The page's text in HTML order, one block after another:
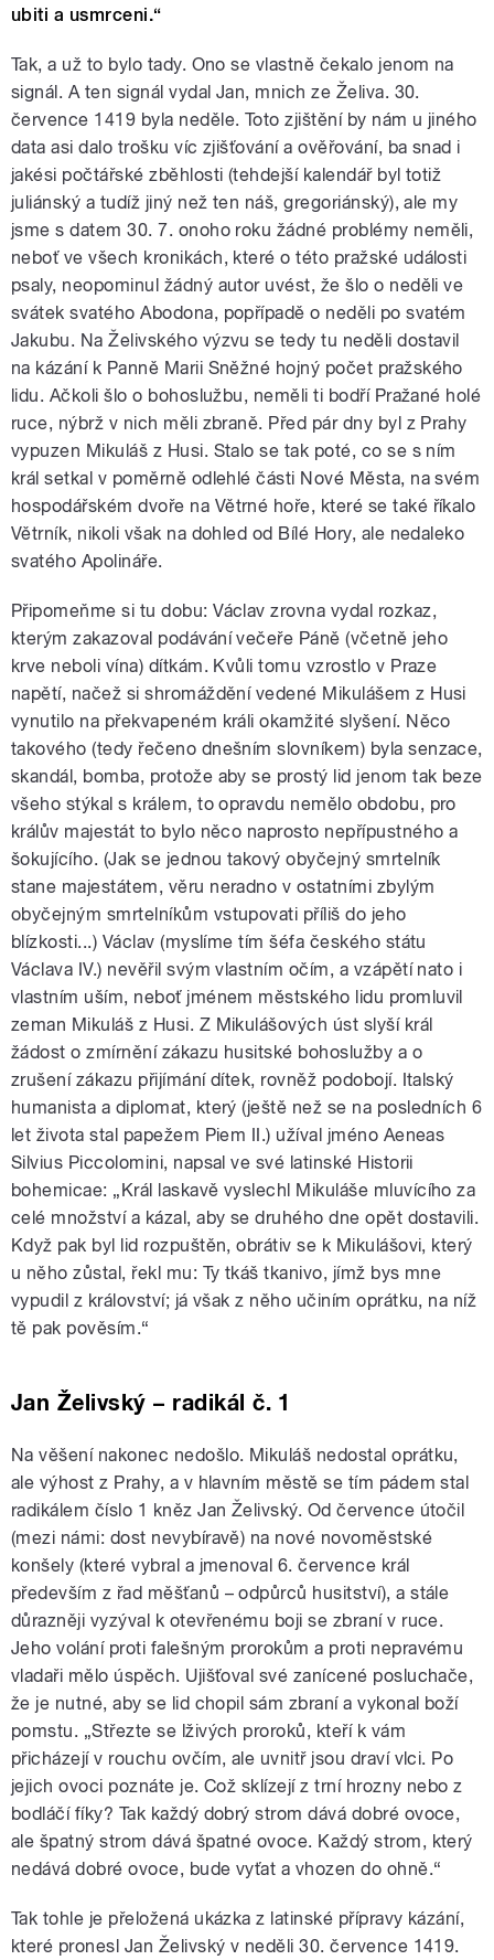
ubiti a usmrceni.“
Tak, a už to bylo tady. Ono se vlastně čekalo jenom na
signál. A ten signál vydal Jan, mnich ze Želiva. 30.
července 1419 byla neděle. Toto zjištění by nám u jiného
data asi dalo trošku víc zjišťování a ověřování, ba snad i
jakési počtářské zběhlosti (tehdejší kalendář byl totiž
juliánský a tudíž jiný než ten náš, gregoriánský), ale my
jsme s datem 30. 7. onoho roku žádné problémy neměli,
neboť ve všech kronikách, které o této pražské události
psaly, neopominul žádný autor uvést, že šlo o neděli ve
svátek svatého Abodona, popřípadě o neděli po svatém
Jakubu. Na Želivského výzvu se tedy tu neděli dostavil
na kázání k Panně Marii Sněžné hojný počet pražského
lidu. Ačkoli šlo o bohoslužbu, neměli ti bodří Pražané holé
ruce, nýbrž v nich měli zbraně. Před pár dny byl z Prahy
vypuzen Mikuláš z Husi. Stalo se tak poté, co se s ním
král setkal v poměrně odlehlé části Nové Města, na svém
hospodářském dvoře na Větrné hoře, které se také říkalo
Větrník, nikoli však na dohled od Bílé Hory, ale nedaleko
svatého Apolináře.
Připomeňme si tu dobu: Václav zrovna vydal rozkaz,
kterým zakazoval podávání večeře Páně (včetně jeho
krve neboli vína) dítkám. Kvůli tomu vzrostlo v Praze
napětí, načež si shromáždění vedené Mikulášem z Husi
vynutilo na překvapeném králi okamžité slyšení. Něco
takového (tedy řečeno dnešním slovníkem) byla senzace,
skandál, bomba, protože aby se prostý lid jenom tak beze
všeho stýkal s králem, to opravdu nemělo obdobu, pro
králův majestát to bylo něco naprosto nepřípustného a
šokujícího. (Jak se jednou takový obyčejný smrtelník
stane majestátem, věru neradno v ostatními zbylým
obyčejným smrtelníkům vstupovati příliš do jeho
blízkosti...) Václav (myslíme tím šéfa českého státu
Václava IV.) nevěřil svým vlastním očím, a vzápětí nato i
vlastním uším, neboť jménem městského lidu promluvil
zeman Mikuláš z Husi. Z Mikulášových úst slyší král
žádost o zmírnění zákazu husitské bohoslužby a o
zrušení zákazu přijímání dítek, rovněž podobojí. Italský
humanista a diplomat, který (ještě než se na posledních 6
let života stal papežem Piem II.) užíval jméno Aeneas
Silvius Piccolomini, napsal ve své latinské Historii
bohemicae: „Král laskavě vyslechl Mikuláše mluvícího za
celé množství a kázal, aby se druhého dne opět dostavili.
Když pak byl lid rozpuštěn, obrátiv se k Mikulášovi, který
u něho zůstal, řekl mu: Ty tkáš tkanivo, jímž bys mne
vypudil z království; já však z něho učiním oprátku, na níž
tě pak pověsím.“
Jan Želivský – radikál č. 1
Na věšení nakonec nedošlo. Mikuláš nedostal oprátku,
ale výhost z Prahy, a v hlavním městě se tím pádem stal
radikálem číslo 1 kněz Jan Želivský. Od července útočil
(mezi námi: dost nevybíravě) na nové novoměstské
konšely (které vybral a jmenoval 6. července král
především z řad měšťanů – odpůrců husitství), a stále
důrazněji vyzýval k otevřenému boji se zbraní v ruce.
Jeho volání proti falešným prorokům a proti nepravému
vladaři mělo úspěch. Ujišťoval své zanícené posluchače,
že je nutné, aby se lid chopil sám zbraní a vykonal boží
pomstu. „Střezte se lživých proroků, kteří k vám
přicházejí v rouchu ovčím, ale uvnitř jsou draví vlci. Po
jejich ovoci poznáte je. Což sklízejí z trní hrozny nebo z
bodláčí fíky? Tak každý dobrý strom dává dobré ovoce,
ale špatný strom dává špatné ovoce. Každý strom, který
nedává dobré ovoce, bude vyťat a vhozen do ohně.“
Tak tohle je přeložená ukázka z latinské přípravy kázání,
které pronesl Jan Želivský v neděli 30. července 1419.